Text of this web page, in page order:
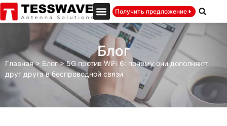
Получить предложение
Блог
Главная> Блог>5G против WiFi 6: почему они дополняют
друг друга в беспроводной связи